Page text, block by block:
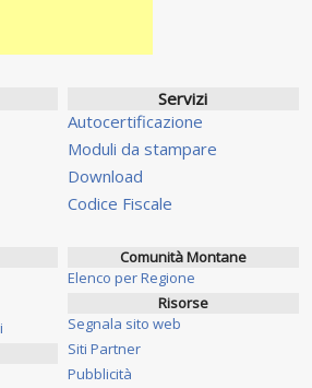
Servizi
Autocertificazione
Moduli da stampare
Download
Codice Fiscale
Comunità Montane
Elenco per Regione
Risorse
Segnala sito web
Siti Partner
Pubblicità